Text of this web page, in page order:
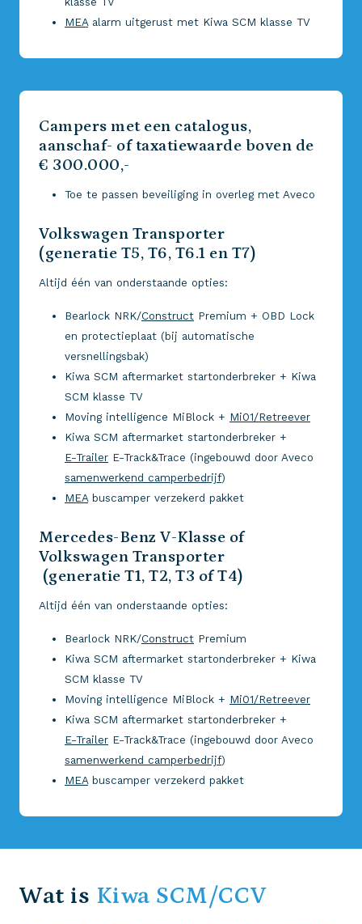
MEAalarm uitgerust met Kiwa SCM klasse TV
Campers met een catalogus,
aanschaf- of taxatiewaarde boven de
€ 300.000,-
Toe te passen beveiliging in overleg met Aveco
Volkswagen Transporter
(generatie T5, T6, T6.1 en T7)
Altijd één van onderstaande opties:
Bearlock NRK/Construct Premium + OBD Lock
en protectieplaat (bij automatische
versnellingsbak)
Kiwa SCM aftermarket startonderbreker + Kiwa
SCM klasse TV
Moving intelligence MiBlock + Mi01/Retreever
Kiwa SCM aftermarket startonderbreker +
E-Trailer E-Track&Trace (ingebouwd door Aveco
samenwerkend camperbedrijf)
MEAbuscamper verzekerd pakket
Mercedes-Benz V-Klasse of
Volkswagen Transporter
(generatie T1, T2, T3 of T4)
Altijd één van onderstaande opties:
Bearlock NRK/Construct Premium
Kiwa SCM aftermarket startonderbreker + Kiwa
SCM klasse TV
Moving intelligence MiBlock + Mi01/Retreever
Kiwa SCM aftermarket startonderbreker +
E-Trailer E-Track&Trace (ingebouwd door Aveco
samenwerkend camperbedrijf)
MEAbuscamper verzekerd pakket
Wat is Kiwa SCM/CCV